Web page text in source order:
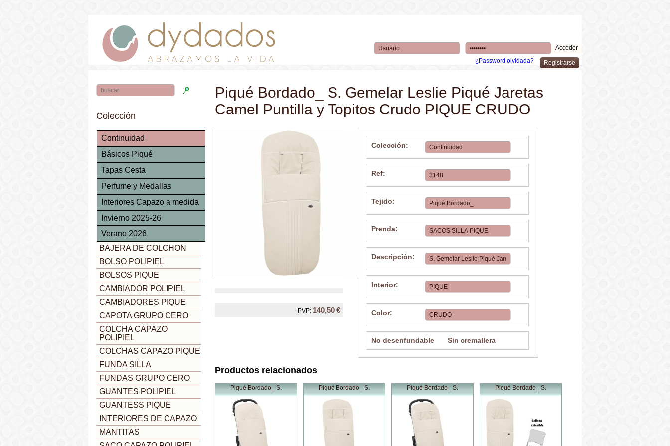
¿Password olvidada?
Colección
Continuidad
Básicos Piqué
Tapas Cesta
Perfume y Medallas
Interiores Capazo a medida
Invierno 2025-26
Verano 2026
BAJERA DE COLCHON
BOLSO POLIPIEL
BOLSOS PIQUE
CAMBIADOR POLIPIEL
CAMBIADORES PIQUE
CAPOTA GRUPO CERO
COLCHA CAPAZO
POLIPIEL
COLCHAS CAPAZO PIQUE
FUNDA SILLA
FUNDAS GRUPO CERO
GUANTES POLIPIEL
GUANTESS PIQUE
INTERIORES DE CAPAZO
MANTITAS
Piqué Bordado_ S. Gemelar Leslie Piqué Jaretas
Camel Puntilla y Topitos Crudo PIQUE CRUDO
PVP: 140,50 €
Colección:
Ref:
Tejido:
Prenda:
Descripción:
Interior:
Color:
No desenfundable Sin cremallera
Productos relacionados
Piqué Bordado_ S. Piqué Bordado_ S. Piqué Bordado_ S. Piqué Bordado_ S.